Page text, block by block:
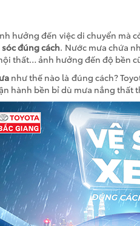
hưởng đến việc di chuyển mà
đúng cách. Nước mưa chứa
thất… ảnh hưởng đến độ bền
như thế nào là đúng cách?
hành bền bỉ dù mưa nắng thất